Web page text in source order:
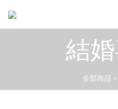
結
全部商品 >